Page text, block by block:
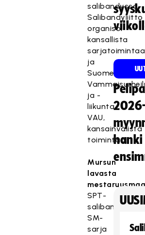
salibandyssa
Salibandyliitto
organisoi
kansallista
sarjatoimintaa
ja
Suomen
ja -
liikunta,
VAU,
kansainvälistä
toimintaa.
Mursun
lavasta
SPT-
salibandyn
SM-
sarja
hanki